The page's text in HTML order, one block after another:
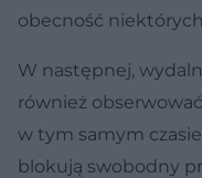
obecność
W następnej,
również
w tym samym
blokują swobodny